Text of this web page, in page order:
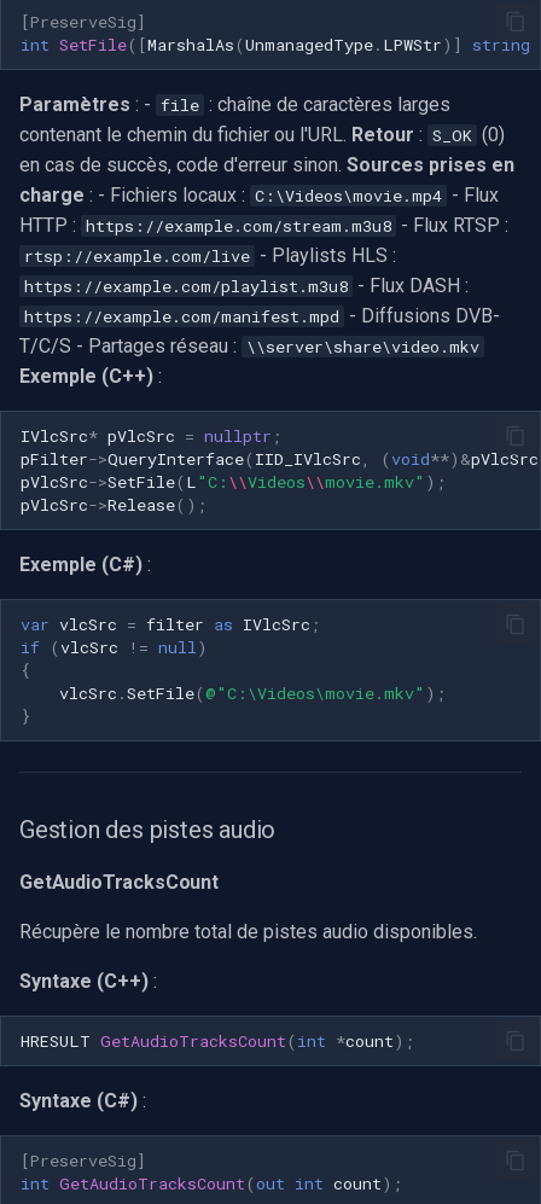
Spécifique à Windows
Spécifique à Linux
Spécifique à Apple
JVC
Toshiba
LG
Linksys
EverFocus
Basler
AVTech
Sanyo
BrickCom
Edimax
Uniview (UNV)
[PreserveSig]
int SetFile([MarshalAs (UnmanagedType. LPWStr)] string
Paramètres : - file : chaîne de caractères larges
contenant le chemin du fichier ou l'URL. Retour : S_OK (0)
en cas de succès, code d'erreur sinon. Sources prises en
charge : - Fichiers locaux : C:\Videos\movie.mp4 - Flux
HTTP : https://example.com/stream.m3u8 - Flux RTSP :
rtsp://example.com/live - Playlists HLS :
https://example.com/playlist.m3u8 - Flux DASH :
https://example.com/manifest.mpd - Diffusions DVB-
T/C/S - Partages réseau : \\server\share\video.mkv
Exemple (C++) :
IVlcSrc* pVlcSrc = nullptr ;
pFilter->QueryInterface( IID_IVlcSrc ( void**) &pVlcSrc
pVlcSrc->SetFile( L "C: \\Videos\\movie.mkv" );
pVlcSrc->Release();
Exemple (C#) :
var vlcSrc = filter as IVlcSrc ;
if
(vlcSrc != null )
{
vlcSrc .SetFile( @"C:\Videos\movie.mkv" );
}
Gestion des pistes audio
GetAudioTracksCount
Récupère le nombre total de pistes audio disponibles.
Syntaxe (C++) :
HRESULT GetAudioTracksCount ( int *count);
Syntaxe (C#) :
[PreserveSig]
int GetAudioTracksCount (out int count);